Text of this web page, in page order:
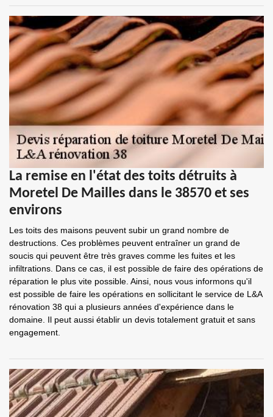
La remise en l'état des toits détruits à
Moretel De Mailles dans le 38570 et ses
environs
Les toits des maisons peuvent subir un grand nombre de
destructions. Ces problèmes peuvent entraîner un grand de
soucis qui peuvent être très graves comme les fuites et les
infiltrations. Dans ce cas, il est possible de faire des opérations de
réparation le plus vite possible. Ainsi, nous vous informons qu'il
est possible de faire les opérations en sollicitant le service de L&A
rénovation 38 qui a plusieurs années d'expérience dans le
domaine. Il peut aussi établir un devis totalement gratuit et sans
engagement.